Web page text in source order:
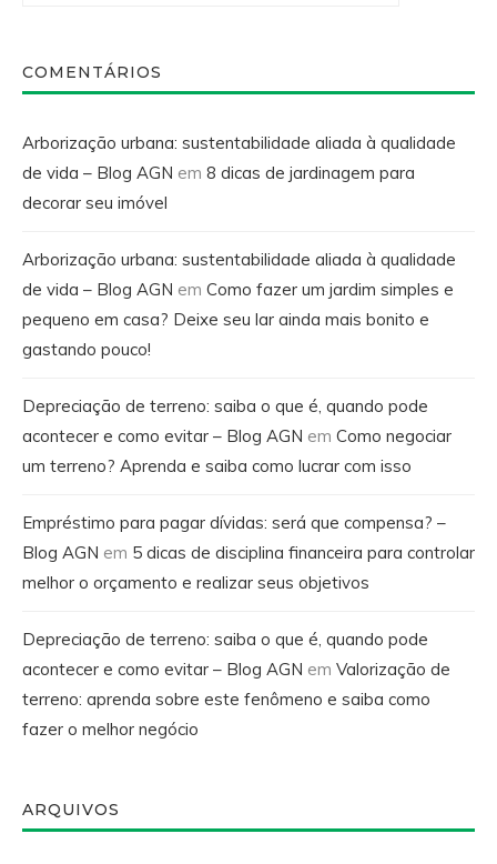
COMENTÁRIOS
Arborização urbana: sustentabilidade aliada à qualidade
de vida – Blog AGN em 8 dicas de jardinagem para
decorar seu imóvel
Arborização urbana: sustentabilidade aliada à qualidade
de vida – Blog AGN em Como fazer um jardim simples e
pequeno em casa? Deixe seu lar ainda mais bonito e
gastando pouco!
Depreciação de terreno: saiba o que é, quando pode
acontecer e como evitar – Blog AGN em Como negociar
um terreno? Aprenda e saiba como lucrar com isso
Empréstimo para pagar dívidas: será que compensa? –
Blog AGN em 5 dicas de disciplina financeira para controlar
melhor o orçamento e realizar seus objetivos
Depreciação de terreno: saiba o que é, quando pode
acontecer e como evitar – Blog AGN em Valorização de
terreno: aprenda sobre este fenômeno e saiba como
fazer o melhor negócio
ARQUIVOS